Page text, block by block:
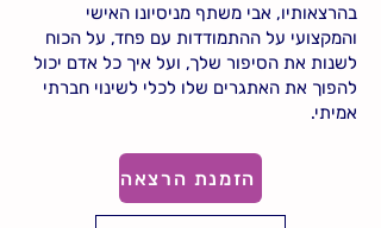
בהרצאותיו, אבי משתף מניסיונו האישי
והמקצועי על ההתמודדות עם פחד, על הכוח
לשנות את הסיפור שלך, ועל איך כל אדם יכול
להפוך את האתגרים שלו לכלי לשינוי חברתי
אמיתי.
הזמנת הרצאה